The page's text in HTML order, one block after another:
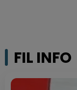
FIL INFO